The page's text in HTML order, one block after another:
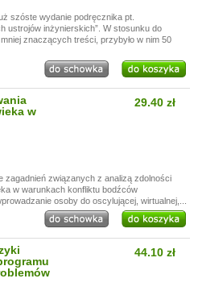
szóste wydanie podręcznika pt.
ustrojów inżynierskich”. W stosunku do
znaczących treści, przybyło w nim 50
w
29.40 zł
zagadnień związanych z analizą zdolności
w warunkach konfliktu bodźców
osoby do oscylującej, wirtualnej,...
44.10 zł